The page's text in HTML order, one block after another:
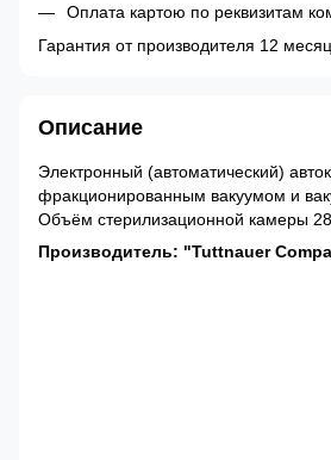
Оплата картою по реквизитам
Гарантия от производителя 12
Описание
Электронный (автоматический)
фракционированным вакуумом и
Объём стерилизационной камеры
Производитель: "Tuttnauer